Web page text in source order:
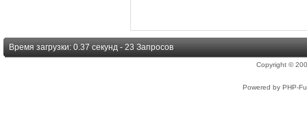
Время загрузки: 0.37 секунд - 23 Запросов
Copyright ©
Powered by PHP-